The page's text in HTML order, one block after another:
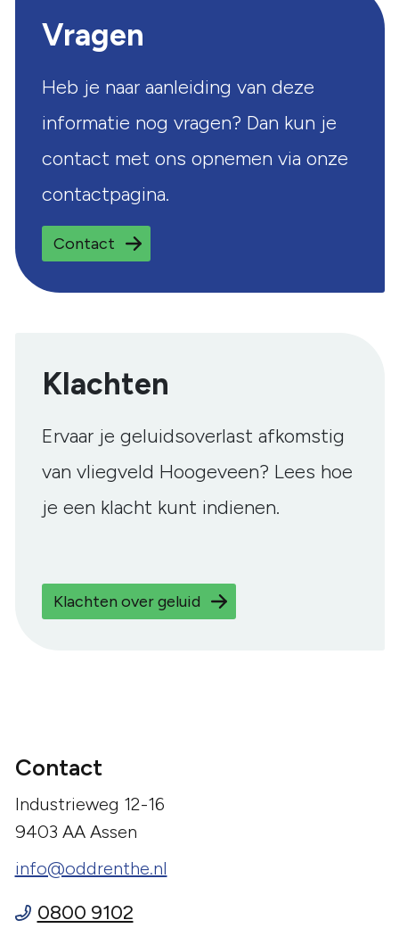
Vragen
Heb je naar aanleiding van deze
informatie nog vragen? Dan kun je
contact met ons opnemen via onze
contactpagina.
Contact
Klachten
Ervaar je geluidsoverlast afkomstig
van vliegveld Hoogeveen? Lees hoe
je een klacht kunt indienen.
Klachten over geluid
Contact
Industrieweg 12-16
9403 AA Assen
info@oddrenthe.nl
0800 9102